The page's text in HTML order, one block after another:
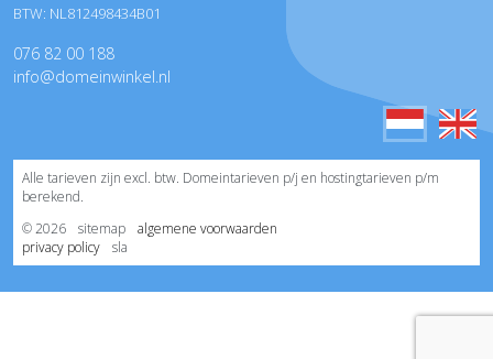
BTW: NL812498434B01
076 82 00 188
info@domeinwinkel.nl
Alle tarieven zijn excl. btw. Domeintarieven p/j en hostingtarieven p/m
berekend.
© 2026
sitemap
algemene voorwaarden
privacy policy
sla